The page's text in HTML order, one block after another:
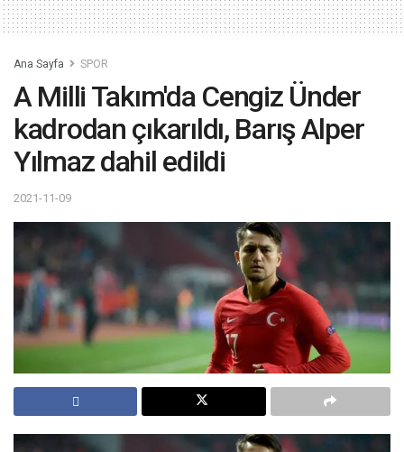
Ana Sayfa SPOR
A Milli Takım'da Cengiz Ünder
kadrodan çıkarıldı, Barış Alper
Yılmaz dahil edildi
2021-11-09